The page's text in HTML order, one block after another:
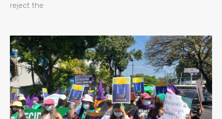
reject the